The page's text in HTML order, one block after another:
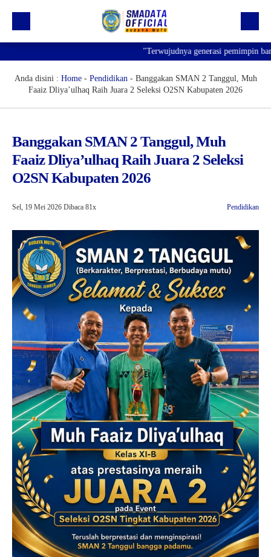
Profil
Informasi
Saluran Resmi WA
"Terwujudnya generasi pemimpin
Anda disini : Home- Pendidikan- Banggakan SMAN 2 Tanggul, Muh
Faaiz Dliya’ulhaq Raih Juara 2 Seleksi O2SN Kabupaten 2026
Banggakan SMAN 2 Tanggul, Muh
Faaiz Dliya’ulhaq Raih Juara 2 Seleksi
O2SN Kabupaten 2026
Sel, 19 Mei 2026 Dibaca 81x Pendidikan